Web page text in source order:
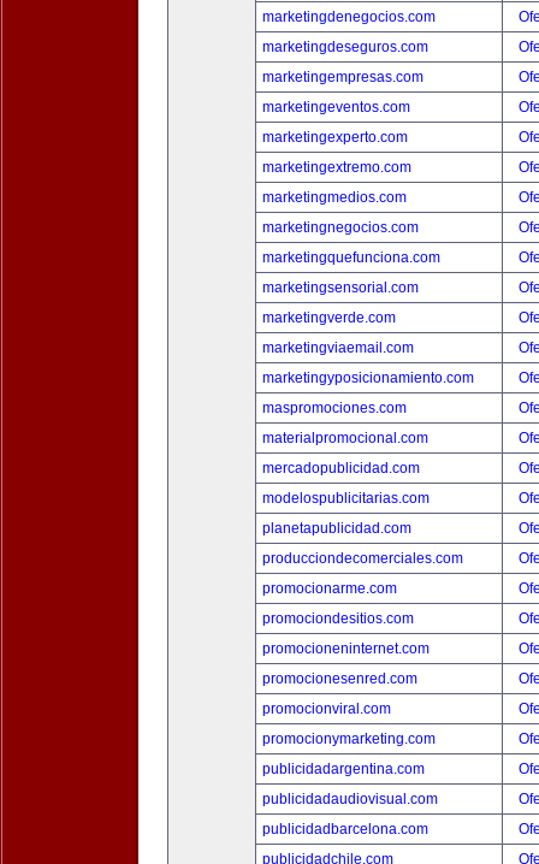
marketingdenegocios.com
marketingdeseguros.com
marketingempresas.com
marketingeventos.com
marketingexperto.com
marketingextremo.com
marketingmedios.com
marketingnegocios.com
marketingquefunciona.com
marketingsensorial.com
marketingverde.com
marketingviaemail.com
marketingyposicionamiento.com
maspromociones.com
materialpromocional.com
mercadopublicidad.com
modelospublicitarias.com
planetapublicidad.com
producciondecomerciales.com
promocionarme.com
promociondesitios.com
promocioneninternet.com
promocionesenred.com
promocionviral.com
promocionymarketing.com
publicidadargentina.com
publicidadaudiovisual.com
publicidadbarcelona.com
publicidadchile.com